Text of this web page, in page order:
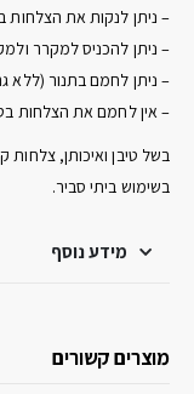
– ניתן לנקות את הצלחות
– ניתן להכניס למקרר
– ניתן לחמם בתנור (ללא
– אין לחמם את הצלחות
בשימוש ביתי סביר.
מידע נוסף
מוצרים קשורים